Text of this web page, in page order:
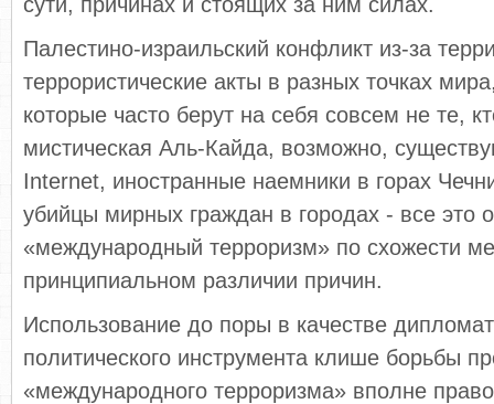
Палестино-израильский конфликт из-за
террористические акты в разных точках
которые часто берут на себя совсем не те,
мистическая Аль-Кайда, возможно,
Internet, иностранные наемники в горах
убийцы мирных граждан в городах - все это
«международный терроризм» по схожести
принципиальном различии причин.
Использование до поры в качестве
политического инструмента клише борьбы
«международного терроризма» вполне